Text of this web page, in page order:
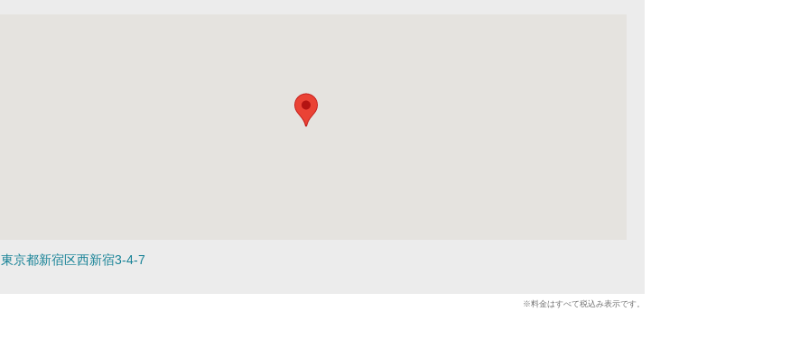
東京都新宿区西新宿3-4-7
※料金はすべて税込み表示です。